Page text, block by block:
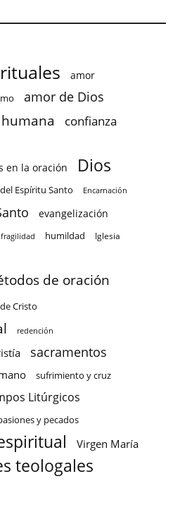
amor
amor de Dios
confianza
en la oración Dios
Espíritu Santo Encarnación
evangelización
fragilidad humildad Iglesia
de oración
Cristo
redención
sacramentos
sufrimiento y cruz
Litúrgicos
y pecados
Virgen María
teologales